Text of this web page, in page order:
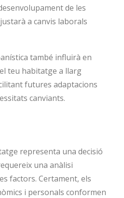
de les
a canvis laborals
també influirà en
teu habitatge a llarg
futures adaptacions
canviants.
representa una decisió
una anàlisi
factors. Certament, els
i personals conformen